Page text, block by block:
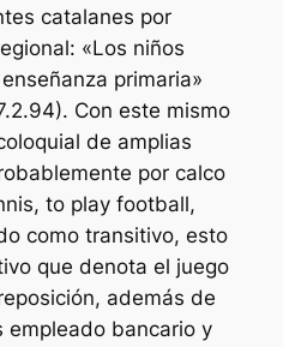
catalanes por
«Los niños
primaria»
Con este mismo
de amplias
por calco
to play football,
como transitivo, esto
que denota el juego
además de
empleado bancario y